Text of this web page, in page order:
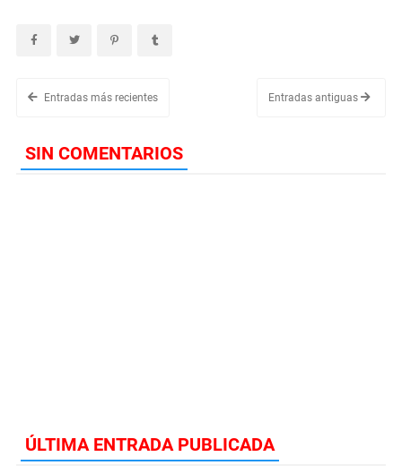
Entradas más recientes Entradas antiguas
SIN COMENTARIOS
ÚLTIMA ENTRADA PUBLICADA